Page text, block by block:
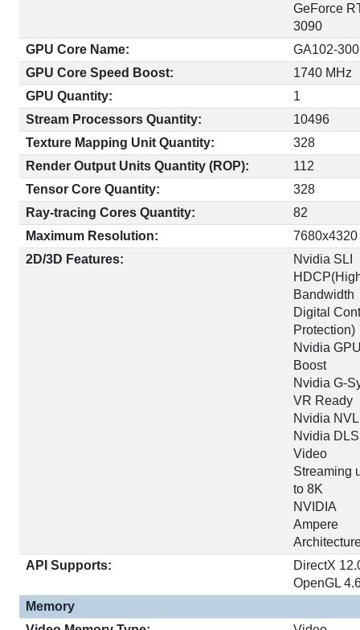
GeForce
3090
GPU Core Name:
GA102-
GPU Core Speed Boost:
1740 MHz
GPU Quantity:
1
Stream Processors Quantity:
10496
Texture Mapping Unit Quantity:
328
Render Output Units Quantity (ROP):
112
Tensor Core Quantity:
328
Ray-tracing Cores Quantity:
82
Maximum Resolution:
7680x4320
2D/3D Features:
Nvidia SLI
Bandwidth
Digital
Protection)
Nvidia
Boost
Nvidia G-
VR Ready
Nvidia
Nvidia
Video
Streaming
to 8K
NVIDIA
Ampere
API Supports:
DirectX
OpenGL
Memory